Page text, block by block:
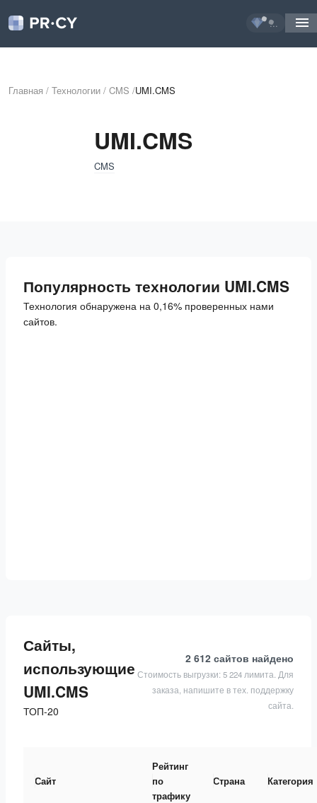
...
Главная / Технологии / CMS /UMI.CMS
UMI.CMS
CMS
Популярность технологии UMI.CMS
Технология обнаружена на 0,16% проверенных нами
сайтов.
Сайты,
использующие
UMI.CMS
ТОП-20
2 612 сайтов найдено
Стоимость выгрузки: 5 224 лимита. Для
заказа, напишите в тех. поддержку
сайта.
Сайт
Рейтинг
по
трафику
Страна Категория